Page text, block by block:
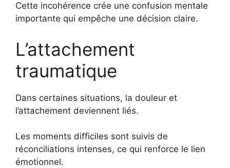
Cette incohérence crée une confusion mentale
importante qui empêche une décision claire.
L’attachement
traumatique
Dans certaines situations, la douleur et
l’attachement deviennent liés.
Les moments difficiles sont suivis de
réconciliations intenses, ce qui renforce le lien
émotionnel.